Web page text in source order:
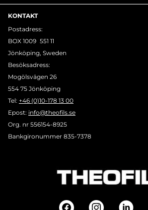
KONTAKT
Postadress:
BOX 1009 551 11
Jönköping, Sweden
Besöksadress:
Mogölsvägen 26
554 75 Jönköping
Tel: +46 (0)10-178 13 00
Epost: info@theofils.se
Org. nr 556154-8925
Bankgironummer 835-7378